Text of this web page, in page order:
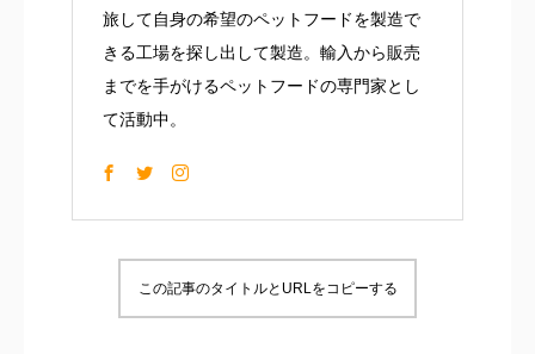
旅して自身の希望のペットフードを製造で
きる工場を探し出して製造。輸入から販売
までを手がけるペットフードの専門家とし
て活動中。
この記事のタイトルとURLをコピーする